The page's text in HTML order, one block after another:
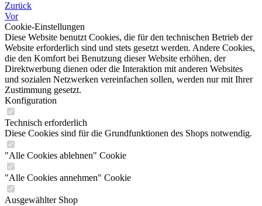
Zurück
Vor
Cookie-Einstellungen
Diese Website benutzt Cookies, die für den technischen Betrieb der
Website erforderlich sind und stets gesetzt werden. Andere Cookies,
die den Komfort bei Benutzung dieser Website erhöhen, der
Direktwerbung dienen oder die Interaktion mit anderen Websites
und sozialen Netzwerken vereinfachen sollen, werden nur mit Ihrer
Zustimmung gesetzt.
Konfiguration
Technisch erforderlich
Diese Cookies sind für die Grundfunktionen des Shops notwendig.
"Alle Cookies ablehnen" Cookie
"Alle Cookies annehmen" Cookie
Ausgewählter Shop